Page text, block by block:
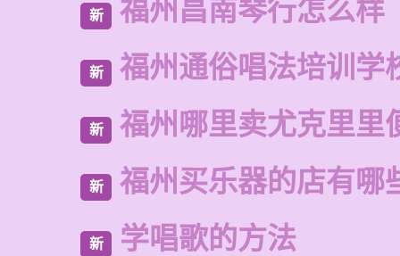
新 福州昌南琴行怎么样
新 福州通俗唱法培训学
新 福州哪里卖尤克里里
新 福州买乐器的店有哪
新 学唱歌的方法